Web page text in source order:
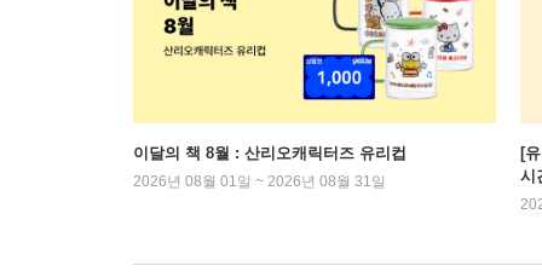
이달의 책 8월 : 산리오캐릭터즈 유리컵
2026년 08월 01일 ~ 2026년 08월 31일
[
시